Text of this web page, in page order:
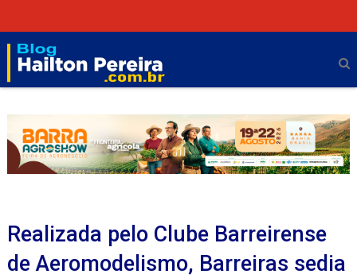
Realizada pelo Clube Barreirense
de Aeromodelismo, Barreiras sedia